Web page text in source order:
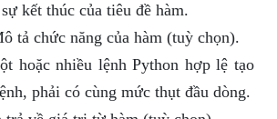
kết thúc của tiêu đề hàm.
tả chức năng của hàm (tuỳ chọn).
hoặc nhiều lệnh Python hợp lệ tạo
phải có cùng mức thụt đầu dòng.